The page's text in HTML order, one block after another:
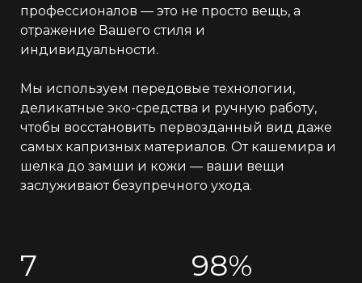
профессионалов — это не просто вещь, а
отражение Вашего стиля и
индивидуальности.
Мы используем передовые технологии,
деликатные эко-средства и ручную работу,
чтобы восстановить первозданный вид даже
самых капризных материалов. От кашемира и
шелка до замши и кожи — ваши вещи
заслуживают безупречного ухода.
7 98%